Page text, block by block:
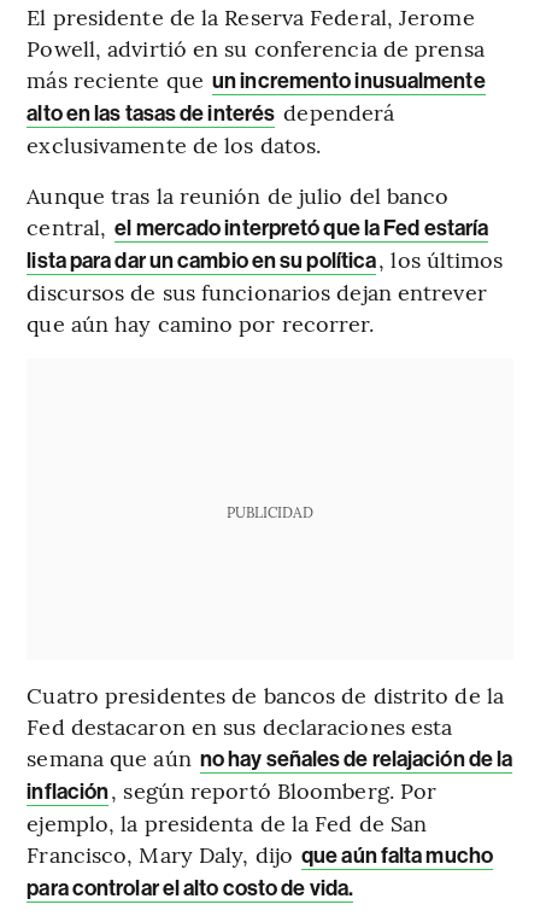
El presidente de la Reserva Federal, Jerome
Powell, advirtió en su conferencia de prensa
más reciente que un incremento inusualmente
alto en las tasas de interés dependerá
exclusivamente de los datos.
Aunque tras la reunión de julio del banco
central, el mercado interpretó que la Fed estaría
lista para dar un cambio en su política, los últimos
discursos de sus funcionarios dejan entrever
que aún hay camino por recorrer.
PUBLICIDAD
Cuatro presidentes de bancos de distrito de la
Fed destacaron en sus declaraciones esta
semana que aún no hay señales de relajación de la
inflación, según reportó Bloomberg. Por
ejemplo, la presidenta de la Fed de San
Francisco, Mary Daly, dijo que aún falta mucho
para controlar el alto costo de vida.